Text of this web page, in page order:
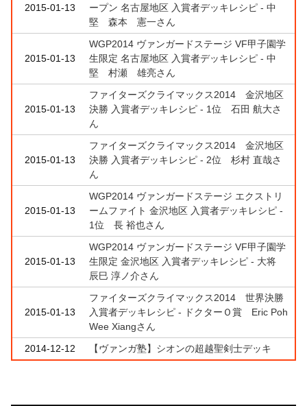
2015-01-13
ープン 名古屋地区 入賞者デッキレシピ - 中
堅 森本 憲一さん
2015-01-13
WGP2014 ヴァンガードステージ VF甲子園学
生限定 名古屋地区 入賞者デッキレシピ - 中
堅 村瀬 雄亮さん
2015-01-13
ファイターズクライマックス2014 金沢地区
決勝 入賞者デッキレシピ - 1位 石田 航大さ
ん
2015-01-13
ファイターズクライマックス2014 金沢地区
決勝 入賞者デッキレシピ - 2位 杉村 直哉さ
ん
2015-01-13
WGP2014 ヴァンガードステージ エクストリ
ームファイト 金沢地区 入賞者デッキレシピ -
1位 長 裕也さん
2015-01-13
WGP2014 ヴァンガードステージ VF甲子園学
生限定 金沢地区 入賞者デッキレシピ - 大将
辰巳 淳ノ介さん
2015-01-13
ファイターズクライマックス2014 世界決勝
入賞者デッキレシピ - ドクターＯ賞 Eric Poh
Wee Xiangさん
2014-12-12
【ヴァンガ塾】シオンの超越聖剣士デッキ